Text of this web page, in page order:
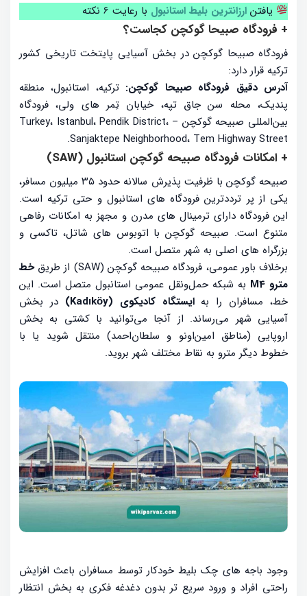
یافتنارزانترین بلیط استانبول با رعایت 6 نکته
+ فرودگاه صبیحا گوکچن کجاست؟
فرودگاه صبیحا گوکچن در بخش آسیایی پایتخت تاریخی کشور
ترکیه قرار دارد:
آدرس دقیق فرودگاه صبیحا گوکچن: ترکیه، استانبول، منطقه
پندیک، محله سن جاق تپه، خیابان تِمر‌ های ولی، فرودگاه
بین‌المللی صبیحه گوکچن – Turkey، Istanbul، Pendik District،
Sanjaktepe Neighborhood، Tem Highway Street.
+ امکانات فرودگاه صبیحه گوکچن استانبول (SAW)
صبیحه گوکچن با ظرفیت پذیرش سالانه حدود ۳۵ میلیون مسافر،
یکی از پر ترددترین فرودگاه های استانبول و حتی ترکیه است.
این فرودگاه دارای ترمینال های مدرن و مجهز به امکانات رفاهی
متنوع است. صبیحه گوکچن با اتوبوس های شاتل، تاکسی و
بزرگراه های اصلی به شهر متصل است.
برخلاف باور عمومی، فرودگاه صبیحه گوکچن (SAW) از طریق
خط
مترو M4
به شبکه حمل‌ونقل عمومی استانبول متصل است. این
خط، مسافران را بهایستگاه کادیکوی (Kadıköy)
در بخش
آسیایی شهر می‌رساند. از آنجا می‌توانید با کشتی به بخش
اروپایی (مناطق امین‌اونو و سلطان‌احمد) منتقل شوید یا با
خطوط دیگر مترو به نقاط مختلف شهر بروید.
وجود باجه های چک بلیط خودکار توسط مسافران باعث افزایش
راحتی افراد و ورود سریع تر بدون دغدغه فکری به بخش انتظار